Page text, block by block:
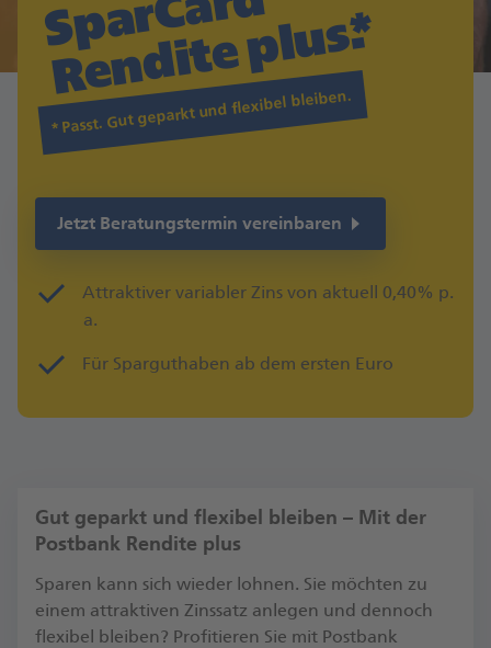
d
s.
Passt. Gut geparkt und flexibel bleiben.
Jetzt Beratungstermin vereinbaren
Attraktiver variabler Zins von aktuell 0,40% p.
a.
Für Sparguthaben ab dem ersten Euro
Gut geparkt und flexibel bleiben – Mit der
Postbank Rendite plus
Sparen kann sich wieder lohnen. Sie möchten zu
einem attraktiven Zinssatz anlegen und dennoch
flexibel bleiben? Profitieren Sie mit Postbank